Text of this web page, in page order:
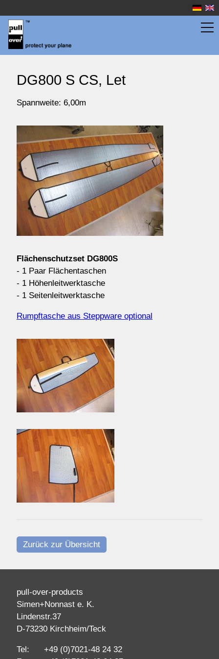
Flächentaschen
Rumpftaschen
Wassersport
Preise
Service
Kontakt/Order
Anfahrt
DG800 S CS, Let
Spannweite: 6,00m
Flächenschutzset DG800S
- 1 Paar Flächentaschen
- 1 Höhenleitwerktasche
- 1 Seitenleitwerktasche
Rumpftasche aus Steppware optional
Zurück zur Übersicht
pull-over-products
Simen+Nonnast e. K.
Lindenstr.37
D-73230 Kirchheim/Teck
Tel: +49 (0)7021-48 24 32